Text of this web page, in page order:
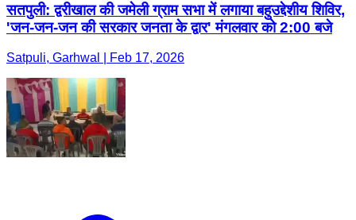
सतपुली: द्वरीखाल की जमेली ग्राम सभा में लगाया बहुउद्देशीय शिविर,
'जन-जन-जन की सरकार जनता के द्वार' मंगलवार को 2:00 बजे
Satpuli, Garhwal | Feb 17, 2026